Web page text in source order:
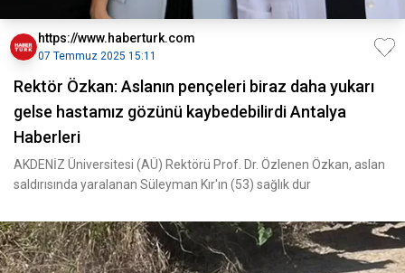
https://www.haberturk.com
07 Temmuz 2025 15:11
Rektör Özkan: Aslanın pençeleri biraz daha yukarı
gelse hastamız gözünü kaybedebilirdi Antalya
Haberleri
AKDENİZ Üniversitesi (AÜ) Rektörü Prof. Dr. Özlenen Özkan, aslan
saldırısında yaralanan Süleyman Kır'ın (53) sağlık dur